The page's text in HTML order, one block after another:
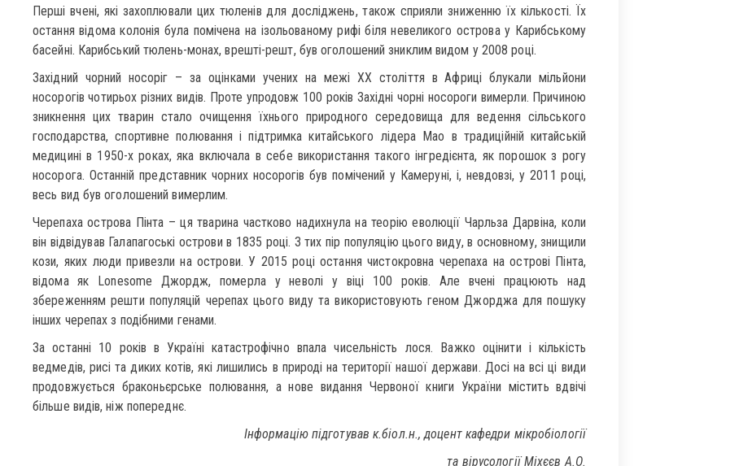
Перші вчені, які захоплювали цих тюленів для досліджень, також сприяли зниженню їх кількості. Їх
остання відома колонія була помічена на ізольованому рифі біля невеликого острова у Карибському
басейні. Карибський тюлень-монах, врешті-решт, був оголошений зниклим видом у 2008 році.
Західний чорний носоріг – за оцінками учених на межі ХХ століття в Африці блукали мільйони
носорогів чотирьох різних видів. Проте упродовж 100 років Західні чорні носороги вимерли. Причиною
зникнення цих тварин стало очищення їхнього природного середовища для ведення сільського
господарства, спортивне полювання і підтримка китайського лідера Мао в традиційній китайській
медицині в 1950-х роках, яка включала в себе використання такого інгредієнта, як порошок з рогу
носорога. Останній представник чорних носорогів був помічений у Камеруні, і, невдовзі, у 2011 році,
весь вид був оголошений вимерлим.
Черепаха острова Пінта – ця тварина частково надихнула на теорію еволюції Чарльза Дарвіна, коли
він відвідував Галапагоські острови в 1835 році. З тих пір популяцію цього виду, в основному, знищили
кози, яких люди привезли на острови. У 2015 році остання чистокровна черепаха на острові Пінта,
відома як Lonesome Джордж, померла у неволі у віці 100 років. Але вчені працюють над
збереженням решти популяцій черепах цього виду та використовують геном Джорджа для пошуку
інших черепах з подібними генами.
За останні 10 років в Україні катастрофічно впала чисельність лося. Важко оцінити і кількість
ведмедів, рисі та диких котів, які лишились в природі на території нашої держави. Досі на всі ці види
продовжується браконьєрське полювання, а нове видання Червоної книги України містить вдвічі
більше видів, ніж попереднє.
Інформацію підготував к.біол.н., доцент кафедри мікробіології
та вірусології Міхєєв А.О.